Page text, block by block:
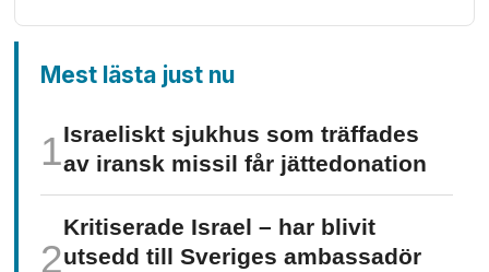
Mest lästa just nu
Israeliskt sjukhus som träffades
av iransk missil får jätte­donation
Kritiserade Israel – har blivit
utsedd till Sveriges ambassadör